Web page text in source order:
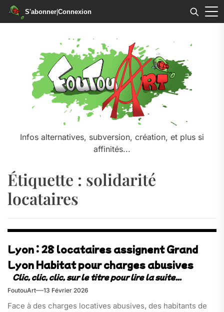
S'abonner|Connexion
Infos alternatives, subversion, création, et plus si
affinités...
Étiquette : solidarité
locataires
Lyon : 28 locataires assignent Grand
Lyon Habitat pour charges abusives
FoutouArt 13 Février 2026
Face à des charges locatives abusives, des habitants de